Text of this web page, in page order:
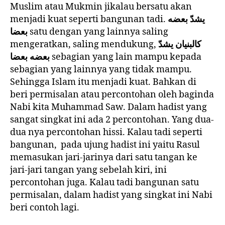
Muslim atau Mukmin jikalau bersatu akan
menjadi kuat seperti bangunan tadi. يشدّ بعضه
بعضا satu dengan yang lainnya saling
mengeratkan, saling mendukung,
بعضه بعضا sebagian yang lain mampu kepada
sebagian yang lainnya yang tidak mampu.
Sehingga Islam itu menjadi kuat. Bahkan di
beri permisalan atau percontohan oleh baginda
Nabi kita Muhammad Saw. Dalam hadist yang
sangat singkat ini ada 2 percontohan. Yang dua-
dua nya percontohan hissi. Kalau tadi seperti
bangunan, pada ujung hadist ini yaitu Rasul
memasukan jari-jarinya dari satu tangan ke
jari-jari tangan yang sebelah kiri, ini
percontohan juga. Kalau tadi bangunan satu
permisalan, dalam hadist yang singkat ini Nabi
beri contoh lagi.